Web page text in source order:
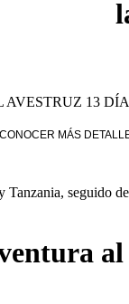
13 DÍAS
MÁS
seguido
al